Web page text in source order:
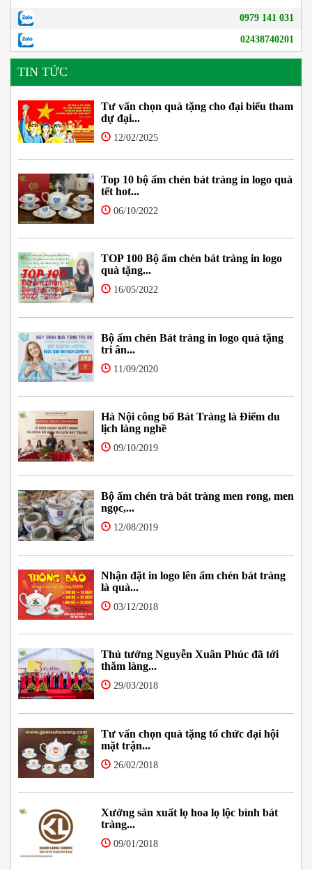
0979 141 031
02438740201
TIN TỨC
Tư vấn chọn quà tặng cho đại biểu tham
dự đại...
12/02/2025
Top 10 bộ ấm chén bát tràng in logo quà
tết hot...
06/10/2022
TOP 100 Bộ ấm chén bát tràng in logo
quà tặng...
16/05/2022
Bộ ấm chén Bát tràng in logo quà tặng
tri ân...
11/09/2020
Hà Nội công bố Bát Tràng là Điểm du
lịch làng nghề
09/10/2019
Bộ ấm chén trà bát tràng men rong, men
ngọc,...
12/08/2019
Nhận đặt in logo lên ấm chén bát tràng
là quà...
03/12/2018
Thủ tướng Nguyễn Xuân Phúc đã tới
thăm làng...
29/03/2018
Tư vấn chọn quà tặng tổ chức đại hội
mặt trận...
26/02/2018
Xưởng sản xuất lọ hoa lọ lộc bình bát
tràng...
09/01/2018